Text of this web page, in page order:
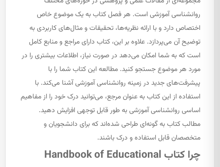
روانشناسی آموزشی است. هر فصل کتاب به یک موضوع خاص
اختصاص دارد و با ارائه نظریه‌ها، تحقیقات و مثال‌های کاربردی به
توضیح آن می‌پردازد. علاوه بر این، کتاب دارای مراجع و منابع کامل
است که به شما امکان می‌دهد در صورت نیاز، اطلاعات بیشتری را در
مورد هر موضوع جستجو کنید. مطالعه این کتاب شما را با
پیشرفت‌های جدید در زمینه روانشناسی آموزشی آشنا می‌کند. با
استفاده از این کتاب به عنوان مرجع، می‌توانید درک خود را از مفاهیم
اساسی روانشناسی آموزشی به طور قابل توجهی افزایش دهید.
مطالب کتاب به گونه‌ای طراحی شده‌اند که برای دانشجویان و
متخصصان قابل استفاده و درک باشند.
چرا کتاب Handbook of Educational